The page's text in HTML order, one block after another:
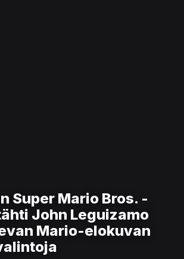
Super Mario Bros. -
John Leguizamo
Mario-elokuvan